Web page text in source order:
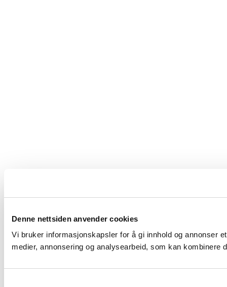
Denne nettsiden anvender cookies
Vi bruker informasjonskapsler for å gi innhold og annonser
medier, annonsering og analysearbeid, som kan